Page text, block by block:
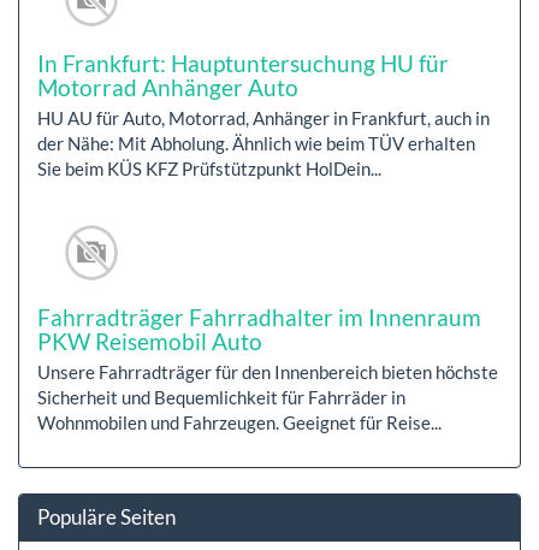
In Frankfurt: Hauptuntersuchung HU für
Motorrad Anhänger Auto
HU AU für Auto, Motorrad, Anhänger in Frankfurt, auch in
der Nähe: Mit Abholung. Ähnlich wie beim TÜV erhalten
Sie beim KÜS KFZ Prüfstützpunkt HolDein...
Fahrradträger Fahrradhalter im Innenraum
PKW Reisemobil Auto
Unsere Fahrradträger für den Innenbereich bieten höchste
Sicherheit und Bequemlichkeit für Fahrräder in
Wohnmobilen und Fahrzeugen. Geeignet für Reise...
Populäre Seiten